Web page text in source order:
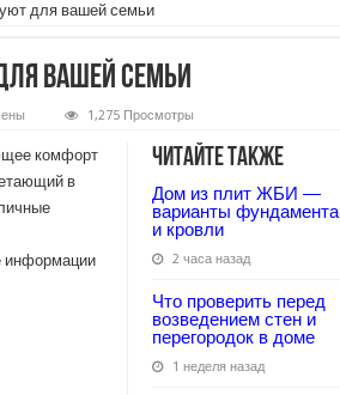
для вашей семьи
вашей семьи
1,275 Просмотры
Читайте также
Дом из плит ЖБИ —
варианты фундамента
и кровли
2 часа назад
Что проверить перед
возведением стен и
перегородок в доме
1 неделя назад
комфорт
в
информации